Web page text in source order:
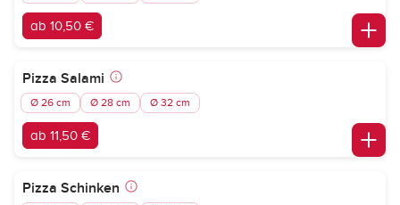
ab 10,50 €
Pizza Salami
Ø 26 cm Ø 28 cm Ø 32 cm
ab 11,50 €
Pizza Schinken